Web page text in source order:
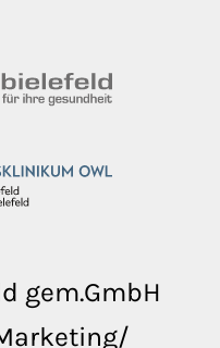
gem.GmbH